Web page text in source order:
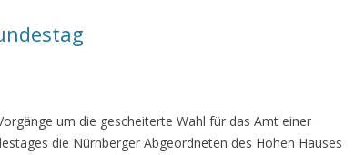
um die gescheiterte Wahl für das Amt einer
die Nürnberger Abgeordneten des Hohen Hauses